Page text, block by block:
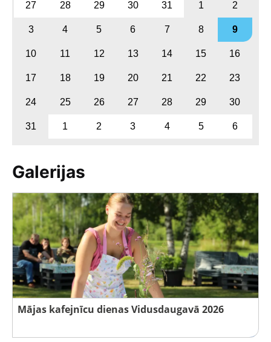
27 28 29 30 31 1 2
3 4 5 6 7 8 9
10 11 12 13 14 15 16
17 18 19 20 21 22 23
24 25 26 27 28 29 30
31 1 2 3 4 5 6
Galerijas
Mājas kafejnīcu dienas Vidusdaugavā 2026